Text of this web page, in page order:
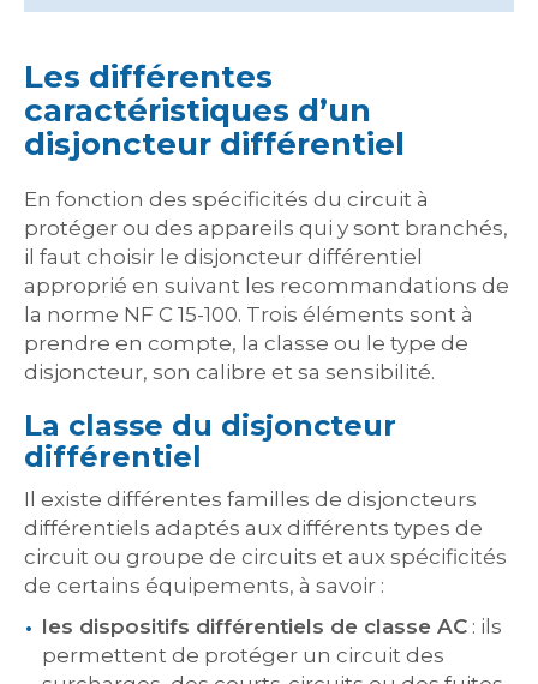
Les différentes
caractéristiques d’un
disjoncteur différentiel
En fonction des spécificités du circuit à
protéger ou des appareils qui y sont branchés,
il faut choisir le disjoncteur différentiel
approprié en suivant les recommandations de
la norme NF C 15-100. Trois éléments sont à
prendre en compte, la classe ou le type de
disjoncteur, son calibre et sa sensibilité.
La classe du disjoncteur
différentiel
Il existe différentes familles de disjoncteurs
différentiels adaptés aux différents types de
circuit ou groupe de circuits et aux spécificités
de certains équipements, à savoir :
les dispositifs différentiels de classe AC : ils
permettent de protéger un circuit des